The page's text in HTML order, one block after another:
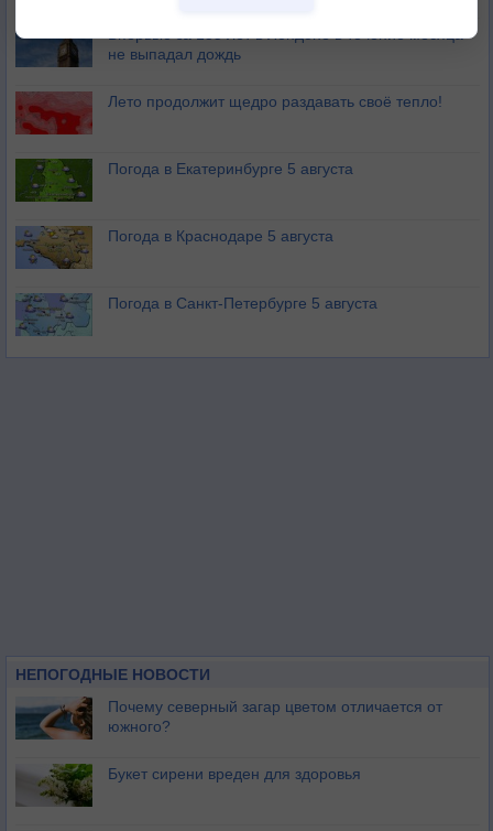
Впервые за 155 лет в Лондоне в течение месяца
не выпадал дождь
Лето продолжит щедро раздавать своё тепло!
Погода в Екатеринбурге 5 августа
Погода в Краснодаре 5 августа
Погода в Санкт-Петербурге 5 августа
НЕПОГОДНЫЕ НОВОСТИ
Почему северный загар цветом отличается от
южного?
Букет сирени вреден для здоровья